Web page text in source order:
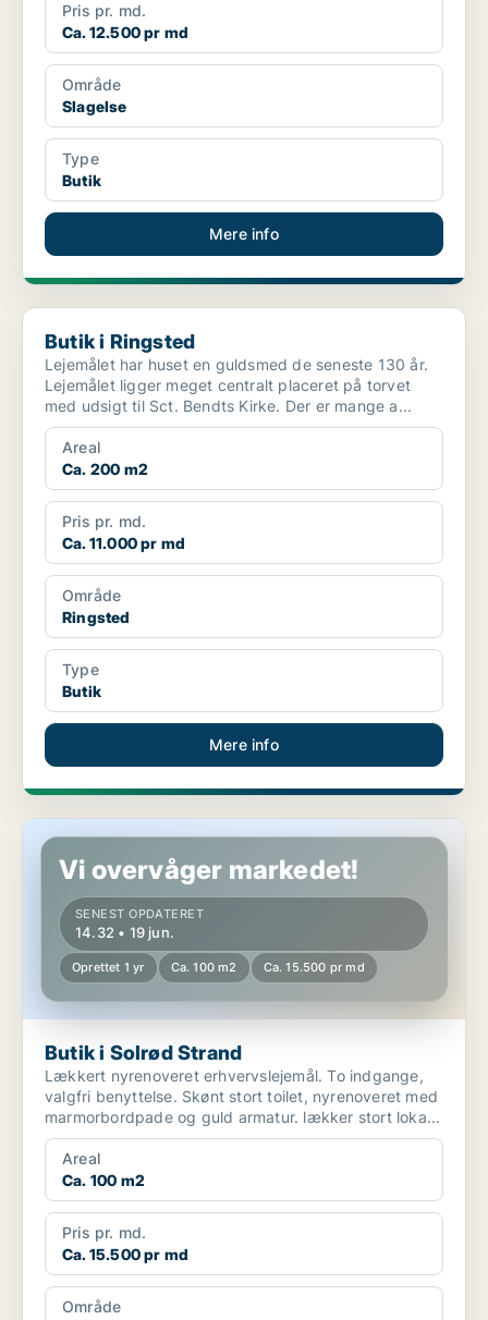
Pris pr. md.
Ca. 12.500 pr md
Område
Slagelse
Type
Butik
Mere info
Butik i Ringsted
Butik i Ringsted
Lejemålet har huset en guldsmed de seneste 130 år.
Lejemålet ligger meget centralt placeret på torvet
med udsigt til Sct. Bendts Kirke. Der er mange a...
Areal
Ca. 200 m2
Pris pr. md.
Ca. 11.000 pr md
Område
Ringsted
Type
Butik
Mere info
Butik i Solrød Strand
Vi overvåger markedet!
SENEST OPDATERET
14.32 • 19 jun.
Oprettet 1 yr Ca. 100 m2 Ca. 15.500 pr md
Butik i Solrød Strand
Lækkert nyrenoveret erhvervslejemål. To indgange,
valgfri benyttelse. Skønt stort toilet, nyrenoveret med
marmorbordpade og guld armatur. lækker stort loka...
Areal
Ca. 100 m2
Pris pr. md.
Ca. 15.500 pr md
Område